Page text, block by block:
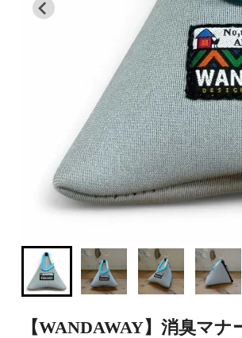
【WANDAWAY】消臭マ